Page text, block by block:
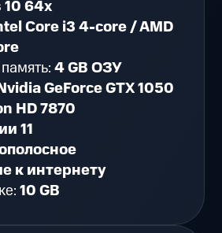
64x
Core i3 4-core / AMD
4 GB ОЗУ
GeForce GTX 1050
HD 7870
11
к интернету
10 GB